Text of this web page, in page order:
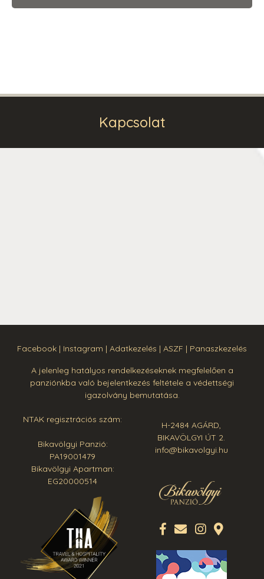
Kapcsolat
Facebook | Instagram | Adatkezelés | ASZF | Panaszkezelés
A jelenleg hatályos rendelkezéseknek megfelelően a
panziónkba való bejelentkezés feltétele a védettségi
igazolvány bemutatása.
NTAK regisztrációs szám:
Bikavölgyi Panzió:
PA19001479
Bikavölgyi Apartman:
EG20000514
H-2484 AGÁRD,
BIKAVÖLGYI ÚT 2.
info@bikavolgyi.hu